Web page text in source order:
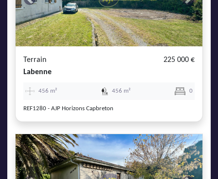
Previous Next
Terrain
225 000 €
Labenne
456 m² 456 m² 0
REF1280 - AJP Horizons Capbreton